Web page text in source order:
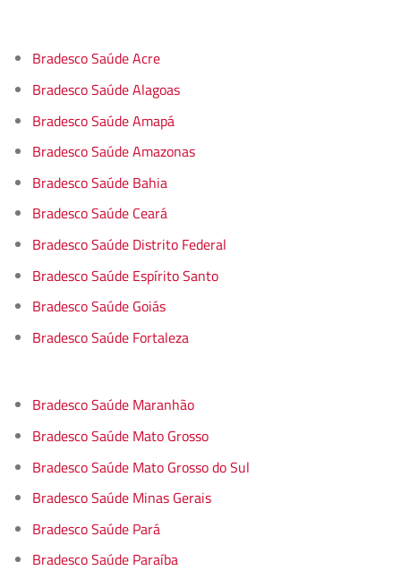
Bradesco Saúde Acre
Bradesco Saúde Alagoas
Bradesco Saúde Amapá
Bradesco Saúde Amazonas
Bradesco Saúde Bahia
Bradesco Saúde Ceará
Bradesco Saúde Distrito Federal
Bradesco Saúde Espírito Santo
Bradesco Saúde Goiás
Bradesco Saúde Fortaleza
Bradesco Saúde Maranhão
Bradesco Saúde Mato Grosso
Bradesco Saúde Mato Grosso do Sul
Bradesco Saúde Minas Gerais
Bradesco Saúde Pará
Bradesco Saúde Paraíba